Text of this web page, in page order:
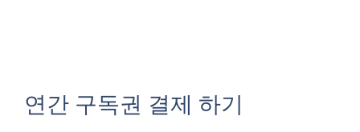
연간 구독권 결제 하기